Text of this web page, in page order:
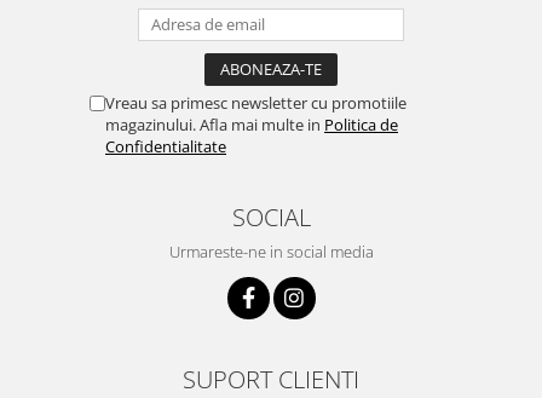
Vreau sa primesc newsletter cu promotiile
magazinului. Afla mai multe in Politica de
Confidentialitate
SOCIAL
Urmareste-ne in social media
SUPORT CLIENTI